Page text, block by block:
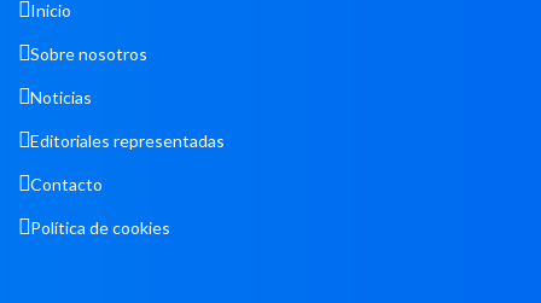
Inicio
Sobre nosotros
Noticias
Editoriales representadas
Contacto
Política de cookies